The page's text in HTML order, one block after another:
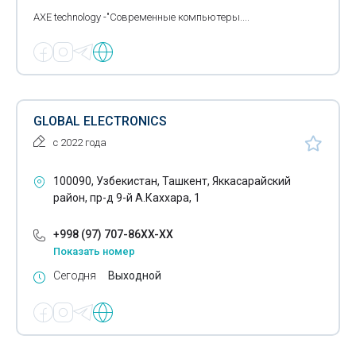
AXE technology -"Современные компьютеры....
GLOBAL ELECTRONICS
с 2022 года
100090, Узбекистан, Ташкент, Яккасарайский
район, пр-д 9-й А.Каххара, 1
+998 (97) 707-86XX-XX
Показать номер
Сегодня Выходной